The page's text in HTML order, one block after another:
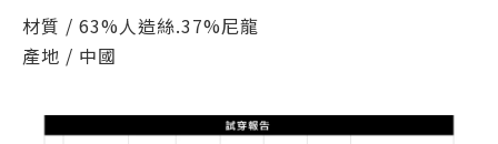
材質 / 63%人造絲.37%尼龍
產地 / 中國